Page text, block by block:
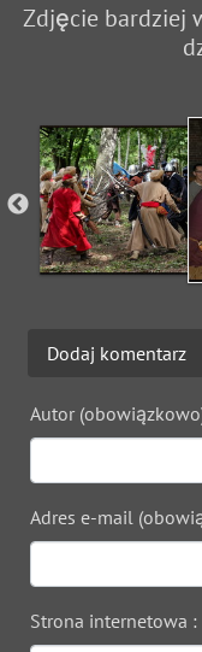
Zdjęcie bardziej
Dodaj komentarz
Autor
Adres e-mail
Strona internetowa :